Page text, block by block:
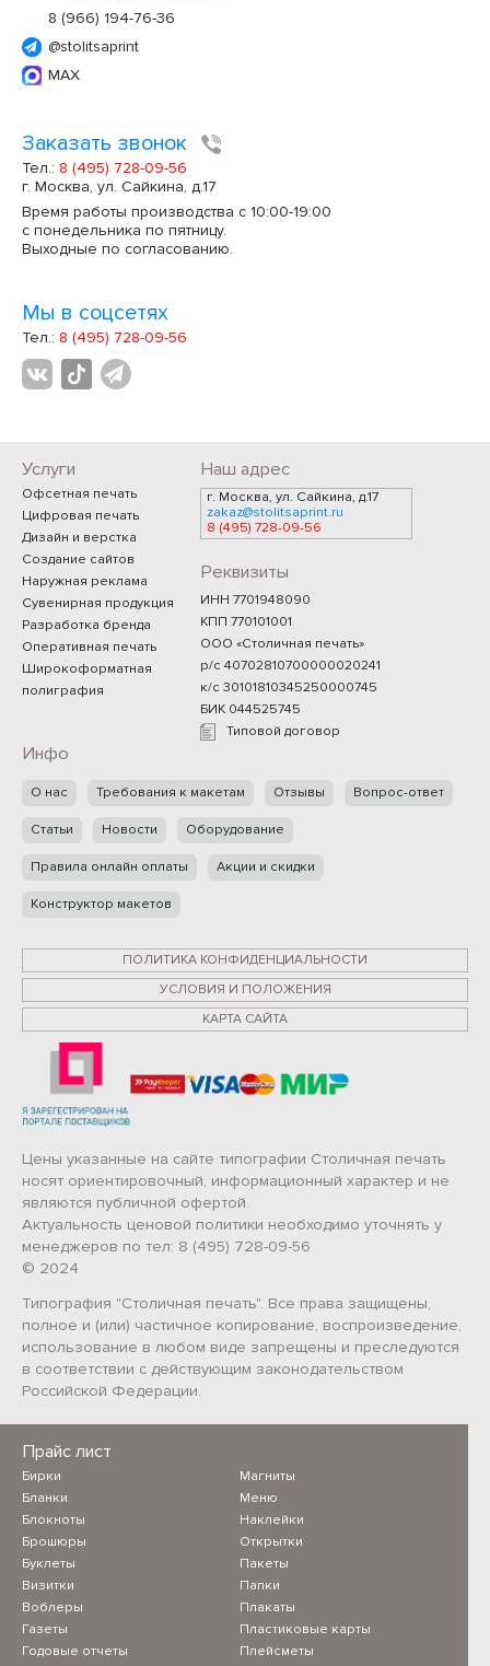
8 (966) 194-76-36
@stolitsaprint
MAX
Заказать звонок
Тел.: 8 (495) 728-09-56
г. Москва, ул. Сайкина, д.17
Время работы производства с 10:00-19:00
с понедельника по пятницу.
Выходные по согласованию.
Мы в соцсетях
Тел.: 8 (495) 728-09-56
Прайс лист
Бирки
Бланки
Блокноты
Брошюры
Буклеты
Визитки
Воблеры
Газеты
Годовые отчеты
Магниты
Меню
Наклейки
Открытки
Пакеты
Папки
Плакаты
Пластиковые карты
Плейсметы
Услуги
Офсетная печать
Цифровая печать
Дизайн и верстка
Создание сайтов
Наружная реклама
Сувенирная продукция
Разработка бренда
Оперативная печать
Широкоформатная
полиграфия
Наш адрес
г. Москва, ул. Сайкина, д.17
zakaz@stolitsaprint.ru
8 (495) 728-09-56
Реквизиты
ИНН 7701948090
КПП 770101001
ООО «Столичная печать»
р/с 40702810700000020241
к/с 30101810345250000745
БИК 044525745
Типовой договор
Инфо
О нас Требования к макетам Отзывы Вопрос-ответ
Статьи Новости Оборудование
Правила онлайн оплаты Акции и скидки
Конструктор макетов
ПОЛИТИКА КОНФИДЕНЦИАЛЬНОСТИ
УСЛОВИЯ И ПОЛОЖЕНИЯ
КАРТА САЙТА
Цены указанные на сайте типографии Столичная печать
носят ориентировочный, информационный характер и не
являются публичной офертой.
Актуальность ценовой политики необходимо уточнять у
менеджеров по тел: 8 (495) 728-09-56
© 2024
Типография "Столичная печать". Все права защищены,
полное и (или) частичное копирование, воспроизведение,
использование в любом виде запрещены и преследуются
в соответствии с действующим законодательством
Российской Федерации.